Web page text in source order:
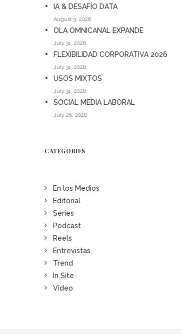
IA & DESAFÍO DATA
August 3, 2026
OLA OMNICANAL EXPANDE
July 31, 2026
FLEXIBILIDAD CORPORATIVA 2026
July 31, 2026
USOS MIXTOS
July 31, 2026
SOCIAL MEDIA LABORAL
July 28, 2026
CATEGORIES
En los Medios
Editorial
Series
Podcast
Reels
Entrevistas
Trend
In Site
Video